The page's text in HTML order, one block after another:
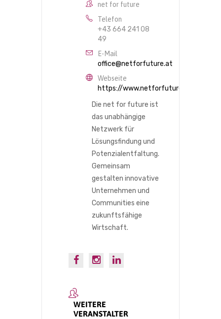
net for future
Telefon
+43 664 241 08
49
E-Mail
office@netforfuture.at
Webseite
https://www.netforfuture.at/
Die net for future ist
das unabhängige
Netzwerk für
Lösungsfindung und
Potenzialentfaltung.
Gemeinsam
gestalten innovative
Unternehmen und
Communities eine
zukunftsfähige
Wirtschaft.
WEITERE
VERANSTALTER